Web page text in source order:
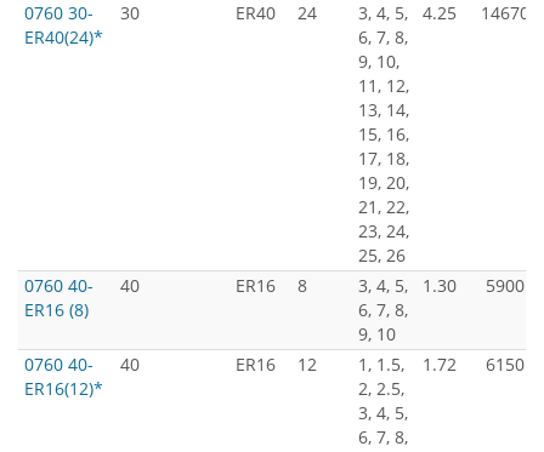
0760 30-
ER40(24)*
30 ER40 24
3, 4, 5,
6, 7, 8,
9, 10,
11, 12,
13, 14,
15, 16,
17, 18,
19, 20,
21, 22,
23, 24,
25, 26
4.25 14670
0760 40-
ER16 (8)
40 ER16 8
3, 4, 5,
6, 7, 8,
9, 10
1.30 5900
0760 40-
ER16(12)*
40 ER16 12
1, 1.5,
2, 2.5,
3, 4, 5,
6, 7, 8,
1.72 6150